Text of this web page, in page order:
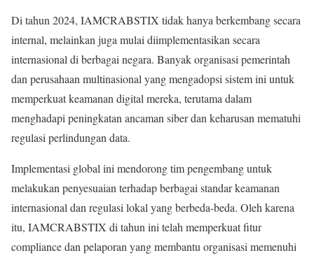
Di tahun 2024, IAMCRABSTIX tidak hanya berkembang secara
internal, melainkan juga mulai diimplementasikan secara
internasional di berbagai negara. Banyak organisasi pemerintah
dan perusahaan multinasional yang mengadopsi sistem ini untuk
memperkuat keamanan digital mereka, terutama dalam
menghadapi peningkatan ancaman siber dan keharusan mematuhi
regulasi perlindungan data.
Implementasi global ini mendorong tim pengembang untuk
melakukan penyesuaian terhadap berbagai standar keamanan
internasional dan regulasi lokal yang berbeda-beda. Oleh karena
itu, IAMCRABSTIX di tahun ini telah memperkuat fitur
compliance dan pelaporan yang membantu organisasi memenuhi